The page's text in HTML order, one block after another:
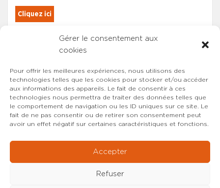
Gérer le consentement aux
cookies
Pour offrir les meilleures expériences, nous utilisons des
technologies telles que les cookies pour stocker et/ou accéder
aux informations des appareils. Le fait de consentir à ces
technologies nous permettra de traiter des données telles que
le comportement de navigation ou les ID uniques sur ce site. Le
fait de ne pas consentir ou de retirer son consentement peut
avoir un effet négatif sur certaines caractéristiques et fonctions.
Accepter
Refuser
Cliquez ici
Les adhérents du SYNCASS-CFDT
sont automatiquement inscrits.